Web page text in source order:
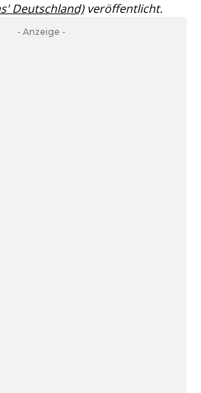
Deutschland)veröffentlicht.
- Anzeige -